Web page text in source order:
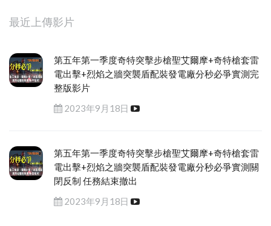
最近上傳影片
第五年第一季度奇特突擊步槍聖艾爾摩+奇特槍套雷
電出擊+烈焰之牆突襲盾配裝發電廠分秒必爭實測完
整版影片
2023年9月18日
第五年第一季度奇特突擊步槍聖艾爾摩+奇特槍套雷
電出擊+烈焰之牆突襲盾配裝發電廠分秒必爭實測關
閉反制 任務結束撤出
2023年9月18日